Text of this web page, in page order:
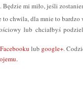
Będzie mi miło, jeśli
chwila, dla mnie to bardzo
lub chciałbyś
Facebooku lub google+.